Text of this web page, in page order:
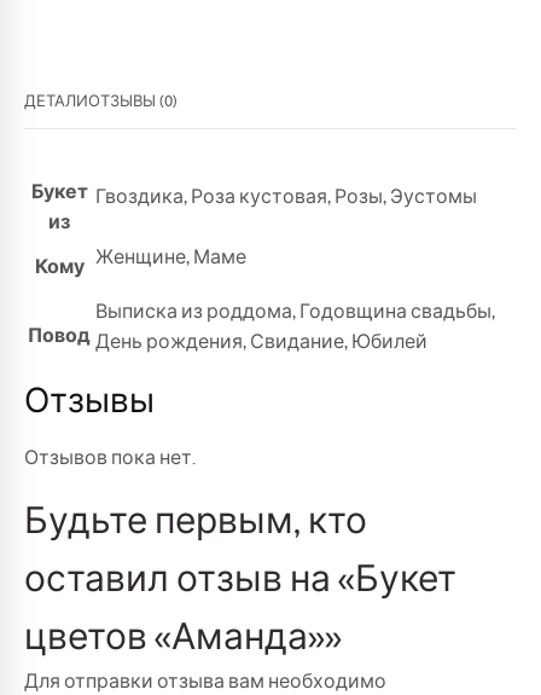
ДЕТАЛИОТЗЫВЫ (0)
Букет
из
Гвоздика,Роза кустовая,Розы,Эустомы
Кому Женщине,Маме
Повод
Выписка из роддома,Годовщина свадьбы,
День рождения,Свидание,Юбилей
Отзывы
Отзывов пока нет.
Будьте первым, кто
оставил отзыв на «Букет
цветов «Аманда»»
Для отправки отзыва вам необходимо